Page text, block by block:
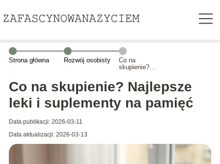
Strona główna Rozwój osobisty
Co na
skupienie?
suplementy na
pamięć
Co na skupienie? Najlepsze
leki i suplementy na pamięć
Data publikacji: 2026-03-11
Data aktualizacji: 2026-03-13